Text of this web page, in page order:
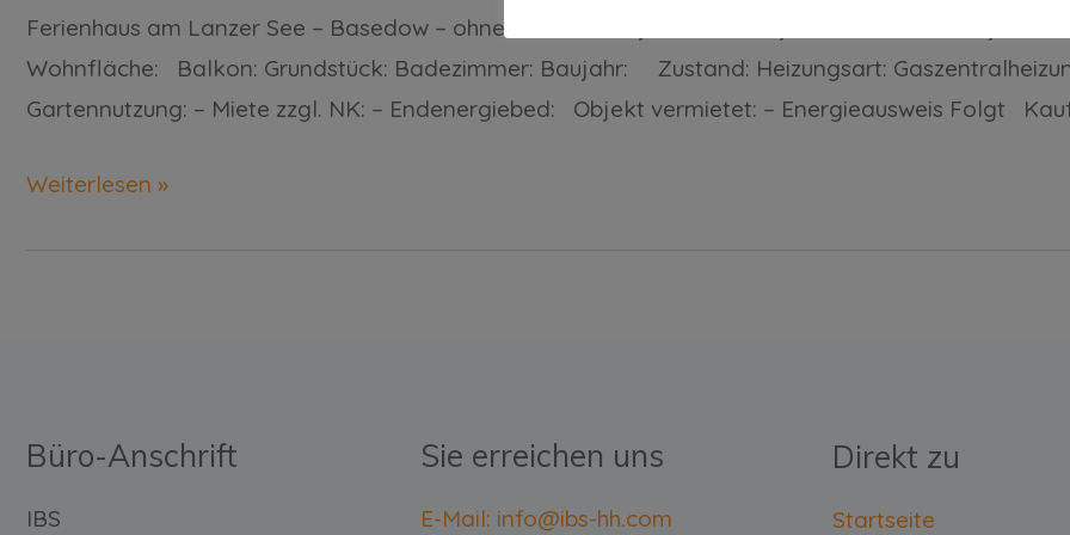
Ferienhaus am Lanzer See – Basedow – ohne Makler – Objekt 35190 Objektdaten: 35190
Wohnfläche: Balkon: Grundstück: Badezimmer: Baujahr: Zustand: Heizungsart:
Gartennutzung: – Miete zzgl. NK: – Endenergiebed: Objekt vermietet: – Energieausweis Folgt
Weiterlesen »
Büro-Anschrift
IBS
Sie erreichen uns
E-Mail: info@ibs-hh.com
Direkt zu
Startseite